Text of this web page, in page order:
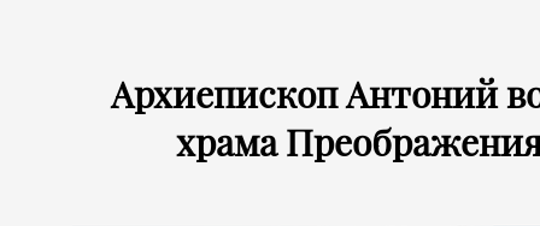
Архиепископ Антоний
храма